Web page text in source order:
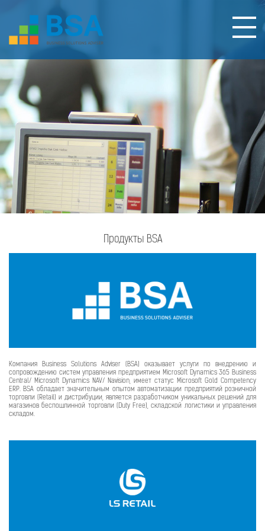
Продукты BSA
Компания Business Solutions Adviser (BSA) оказывает услуги по внедрению и
сопровождению систем управления предприятием Microsoft Dynamics 365 Business
Central/ Microsoft Dynamics NAV/ Navision, имеет статус Microsoft Gold Competency
ERP. BSA обладает значительным опытом автоматизации предприятий розничной
торговли (Retail) и дистрибуции, является разработчиком уникальных решений для
магазинов беспошлинной торговли (Duty Free), складской логистики и управления
складом.